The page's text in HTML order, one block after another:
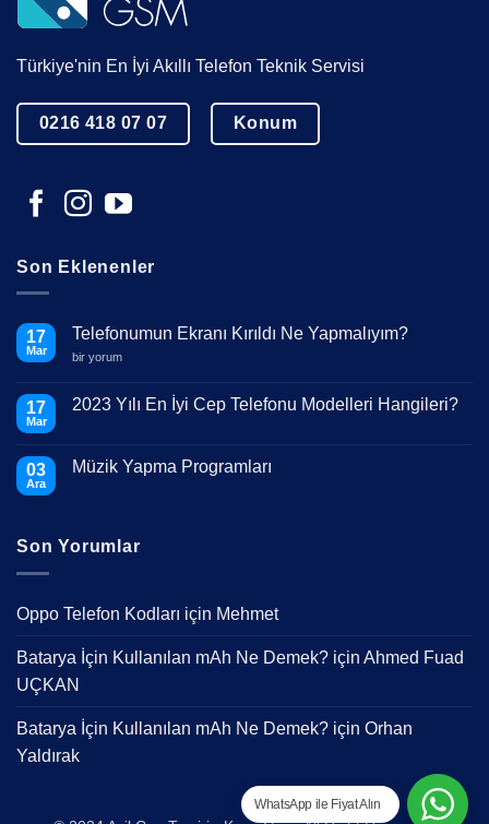
Türkiye'nin En İyi Akıllı Telefon Teknik Servisi
0216 418 07 07 Konum
Son Eklenenler
17
Mar
Telefonumun Ekranı Kırıldı Ne Yapmalıyım?
Telefonumun
Ne
Yapmalıyım?
bir yorum
17
Mar
2023 Yılı En İyi Cep Telefonu Modelleri Hangileri?
Yılı
Modelleri
Hangileri?
03
Ara
Müzik Yapma Programları
Programları
Son Yorumlar
Oppo Telefon Kodları için Mehmet
Batarya İçin Kullanılan mAh Ne Demek? için Ahmed Fuad
UÇKAN
Batarya İçin Kullanılan mAh Ne Demek? için Orhan
Yaldırak
WhatsApp ile Fiyat Alın